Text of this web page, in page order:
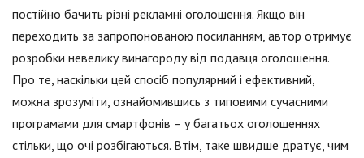
постійно бачить різні рекламні оголошення. Якщо він
переходить за запропонованою посиланням, автор отримує
розробки невелику винагороду від подавця оголошення.
Про те, наскільки цей спосіб популярний і ефективний,
можна зрозуміти, ознайомившись з типовими сучасними
програмами для смартфонів – у багатьох оголошеннях
стільки, що очі розбігаються. Втім, таке швидше дратує, чим